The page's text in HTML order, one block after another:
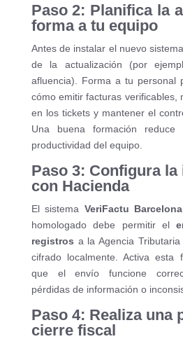
Paso 2: Planifica la
forma a tu equipo
Antes de instalar el nuevo
de la actualización (por
afluencia). Forma a tu personal
cómo emitir facturas verificables,
en los tickets y mantener el
Una buena formación
productividad del equipo.
Paso 3: Configura
con Hacienda
El sistema VeriFactu Barcelona
homologado debe permitir el
registros a la Agencia
cifrado localmente. Activa esta
que el envío funcione
pérdidas de información o
Paso 4: Realiza una
cierre fiscal